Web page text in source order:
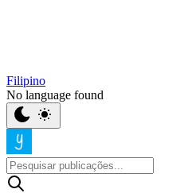
Filipino
No language found